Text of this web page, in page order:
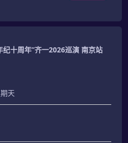
纪十周年”齐一2026巡演 南京站
天